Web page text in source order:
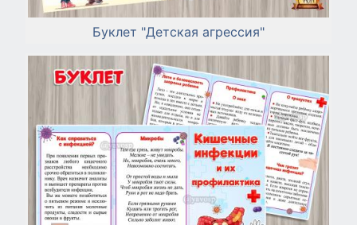
Буклет "Детская агрессия"